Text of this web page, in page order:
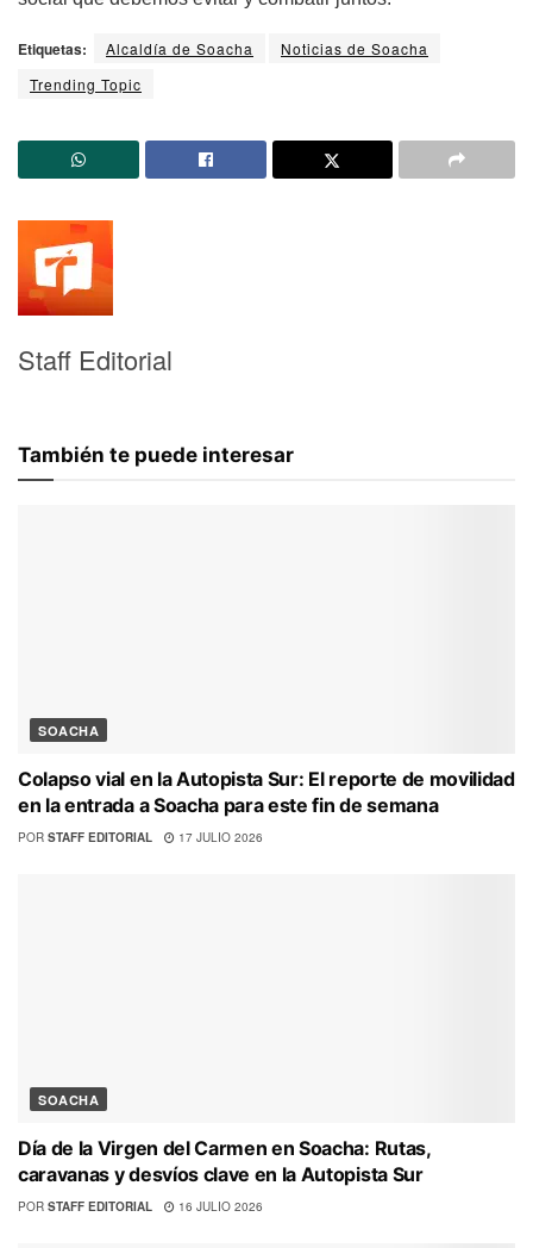
Etiquetas: Alcaldía de Soacha
Noticias de Soacha
Trending Topic
Staff Editorial
También te puede interesar
SOACHA
Colapso vial en la Autopista Sur: El reporte de movilidad
en la entrada a Soacha para este fin de semana
POR STAFF EDITORIAL 17 JULIO 2026
SOACHA
Día de la Virgen del Carmen en Soacha: Rutas,
caravanas y desvíos clave en la Autopista Sur
POR STAFF EDITORIAL 16 JULIO 2026